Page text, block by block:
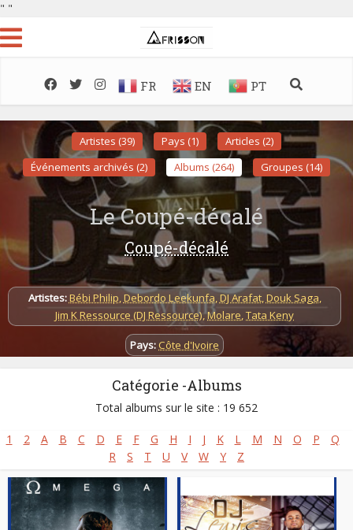
" "
FR EN PT
Artistes (39) Pays (1)
Articles (2)
Événements archivés (2)
Albums (264) Groupes (14)
Le Coupé-décalé
Coupé-décalé
Artistes:Bébi Philip,Debordo Leekunfa,DJ Arafat,Douk Saga,
Jim K Ressource (DJ Ressource),Molare,Tata Keny
Pays: Côte d'Ivoire
Catégorie -Albums
Total albums sur le site : 19 652
1 2 A B C D E F G H I J K L M N O P
Q
R
S T U V W Y Z